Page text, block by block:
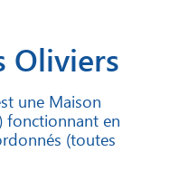
Oliviers
une Maison
fonctionnant en
(toutes